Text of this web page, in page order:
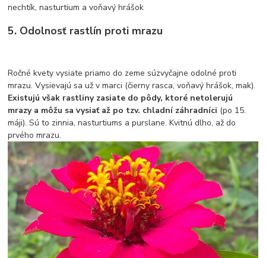
nechtík, nasturtium a voňavý hrášok
5. Odolnosť rastlín proti mrazu
Ročné kvety vysiate priamo do zeme súzvyčajne odolné proti
mrazu. Vysievajú sa už v marci (čierny rasca, voňavý hrášok, mak).
Existujú však rastliny zasiate do pôdy, ktoré netolerujú
mrazy a môžu sa vysiať až po tzv. chladní záhradníci (po 15.
máji). Sú to zinnia, nasturtiums a purslane. Kvitnú dlho, až do
prvého mrazu.